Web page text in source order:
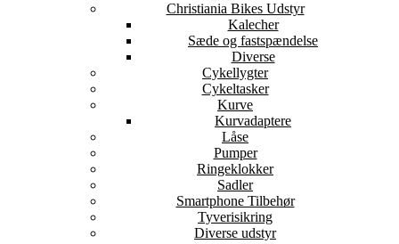
Christiania Bikes Udstyr
Kalecher
Sæde og fastspændelse
Diverse
Cykellygter
Cykeltasker
Kurve
Kurvadaptere
Låse
Pumper
Ringeklokker
Sadler
Smartphone Tilbehør
Tyverisikring
Diverse udstyr